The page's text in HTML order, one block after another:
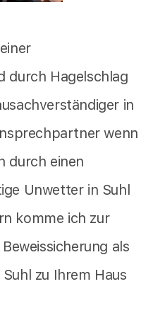
durch Hagelschlag
in
wenn
durch einen
Unwetter in Suhl
komme ich zur
als
zu Ihrem Haus